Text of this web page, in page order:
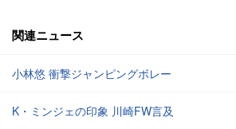
関連ニュース
小林悠 衝撃ジャンピングボレー
K・ミンジェの印象 川崎FW言及